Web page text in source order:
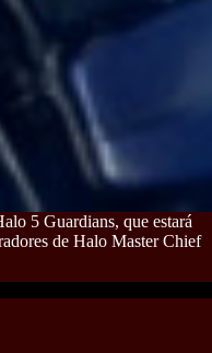
5 Guardians, que estará
de Halo Master Chief